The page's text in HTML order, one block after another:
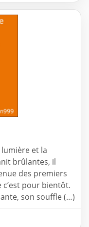
et la
brûlantes, il
des premiers
pour bientôt.
son souffle (…)